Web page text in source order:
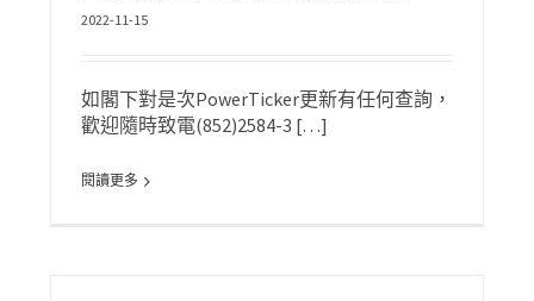
2022-11-15
如閣下對是次PowerTicker更新有任何查詢，
歡迎隨時致電(852)2584-3 […]
閱讀更多